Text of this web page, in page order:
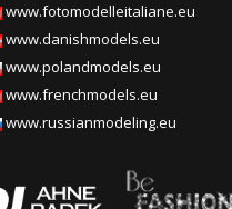
www.fotomodelleitaliane.eu
www.danishmodels.eu
www.polandmodels.eu
www.frenchmodels.eu
www.russianmodeling.eu